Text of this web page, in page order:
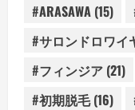
#ARASAWA (15)
#サロンドロワイ
#フィンジア (21)
#初期脱毛(16)